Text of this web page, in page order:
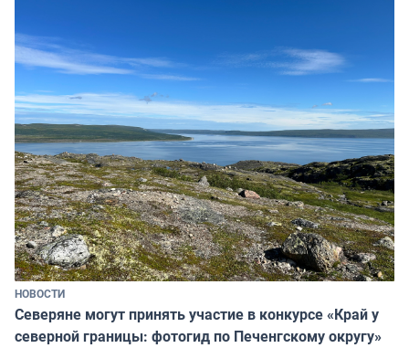
НОВОСТИ
Северяне могут принять участие в конкурсе «Край у
северной границы: фотогид по Печенгскому округу»